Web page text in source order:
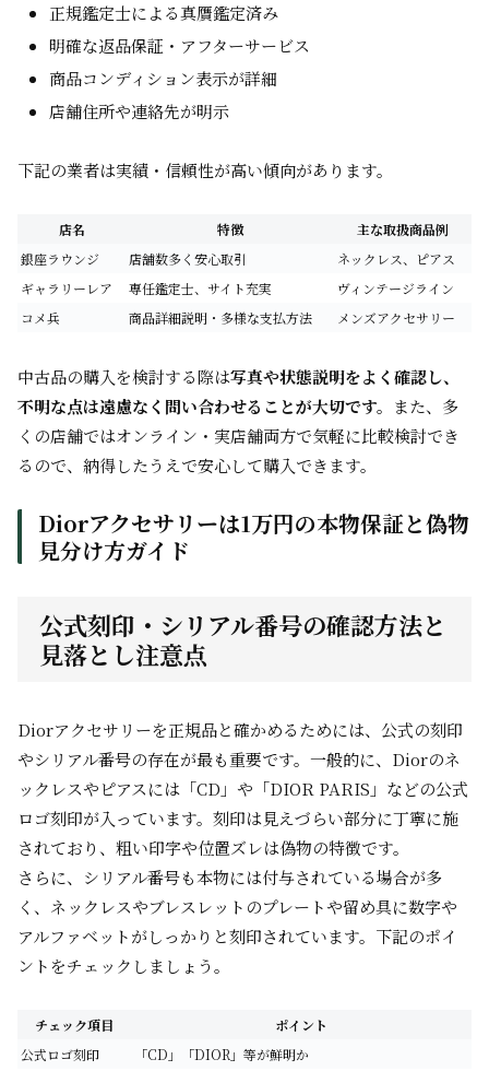
正規鑑定士による真贋鑑定済み
明確な返品保証・アフターサービス
商品コンディション表示が詳細
店舗住所や連絡先が明示
下記の業者は実績・信頼性が高い傾向があります。
店名 特徴
主な取扱商品例
銀座ラウンジ
店舗数多く安心取引
ネックレス、ピアス
ギャラリーレア
専任鑑定士、サイト充実
ヴィンテージライン
コメ兵
商品詳細説明・多様な支払方法 メンズアクセサリー
中古品の購入を検討する際は写真や状態説明をよく確認し、
不明な点は遠慮なく問い合わせることが大切です。 また、多
くの店舗ではオンライン・実店舗両方で気軽に比較検討でき
るので、納得したうえで安心して購入できます。
Diorアクセサリーは1万円の本物保証と偽物
見分け方ガイド
公式刻印・シリアル番号の確認方法と
見落とし注意点
Diorアクセサリーを正規品と確かめるためには、公式の刻印
やシリアル番号の存在が最も重要です。一般的に、Diorのネ
ックレスやピアスには「CD」や「DIOR PARIS」などの公式
ロゴ刻印が入っています。刻印は見えづらい部分に丁寧に施
されており、粗い印字や位置ズレは偽物の特徴です。
さらに、シリアル番号も本物には付与されている場合が多
く、ネックレスやブレスレットのプレートや留め具に数字や
アルファベットがしっかりと刻印されています。下記のポイ
ントをチェックしましょう。
チェック項目
ポイント
公式ロゴ刻印
「CD」「DIOR」等が鮮明か